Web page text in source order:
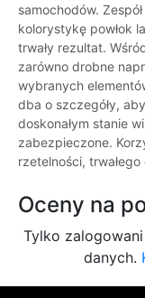
samochodów.
kolorystykę powłok
trwały rezultat.
zarówno drobne
wybranych
dba o szczegóły,
doskonałym stanie
zabezpieczone.
rzetelności,
Oceny na
Tylko
danych.